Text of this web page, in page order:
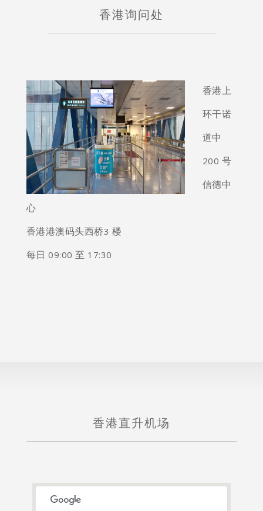
香港询问处
香港上
环干诺
道中
200 号
信德中
心
香港港澳码头西桥3 楼
每日 09:00 至 17:30
香港直升机场